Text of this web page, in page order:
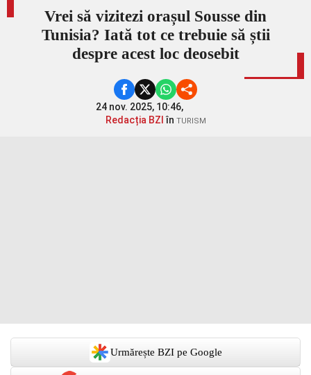
Vrei să vizitezi orașul Sousse din
Tunisia? Iată tot ce trebuie să știi
despre acest loc deosebit
24 nov. 2025, 10:46,
Redacția BZI în TURISM
Urmărește BZI pe Google